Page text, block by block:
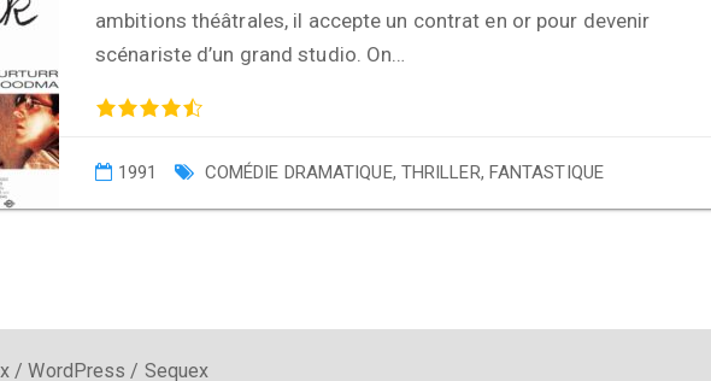
ambitions théâtrales, il accepte un contrat en or pour devenir
scénariste d’un grand studio. On…
1991 COMÉDIE DRAMATIQUE, THRILLER, FANTASTIQUE
/ WordPress / Sequex